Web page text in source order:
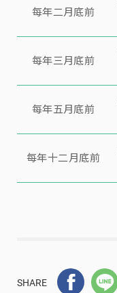
每年二月底前
每年三月底前
每年五月底前
每年十二月底前
SHARE